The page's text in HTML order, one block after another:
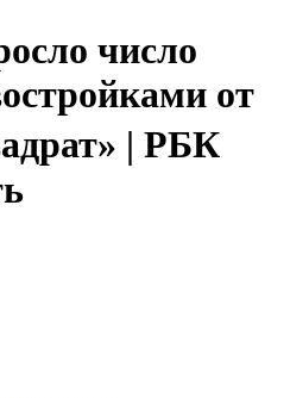
число
от
| РБК